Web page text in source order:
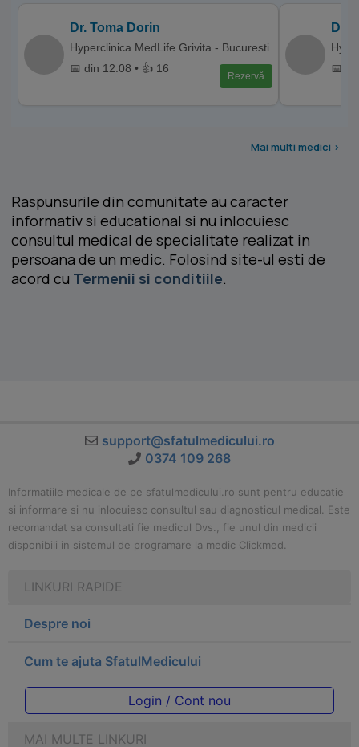
Dr. Toma Dorin
Hyperclinica MedLife Grivita - Bucuresti
📅 din 12.08 • 👍 16
Rezervă
Dr.
📅
Mai multi medici >
Raspunsurile din comunitate au caracter
informativ si educational si nu inlocuiesc
consultul medical de specialitate realizat in
persoana de un medic. Folosind site-ul esti de
acord cu Termenii si conditiile.
support@sfatulmedicului.ro
0374 109 268
Informatiile medicale de pe sfatulmedicului.ro sunt pentru educatie
si informare si nu inlocuiesc consultul sau diagnosticul medical. Este
recomandat sa consultati fie medicul Dvs., fie unul din medicii
disponibili in sistemul de programare la medic Clickmed.
LINKURI RAPIDE
Despre noi
Cum te ajuta SfatulMedicului
Login / Cont nou
MAI MULTE LINKURI